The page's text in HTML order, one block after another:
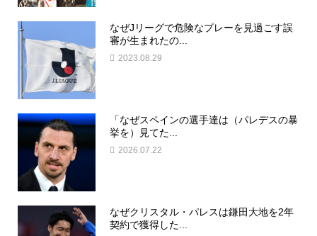
なぜJリーグで危険なプレーを見過ごす誤
審が生まれたの...
2023.08.29
「なぜスペインの選手達は（パレデスの暴
挙を）見てた...
2026.07.22
なぜクリスタル・パレスは鎌田大地を2年
契約で獲得した...